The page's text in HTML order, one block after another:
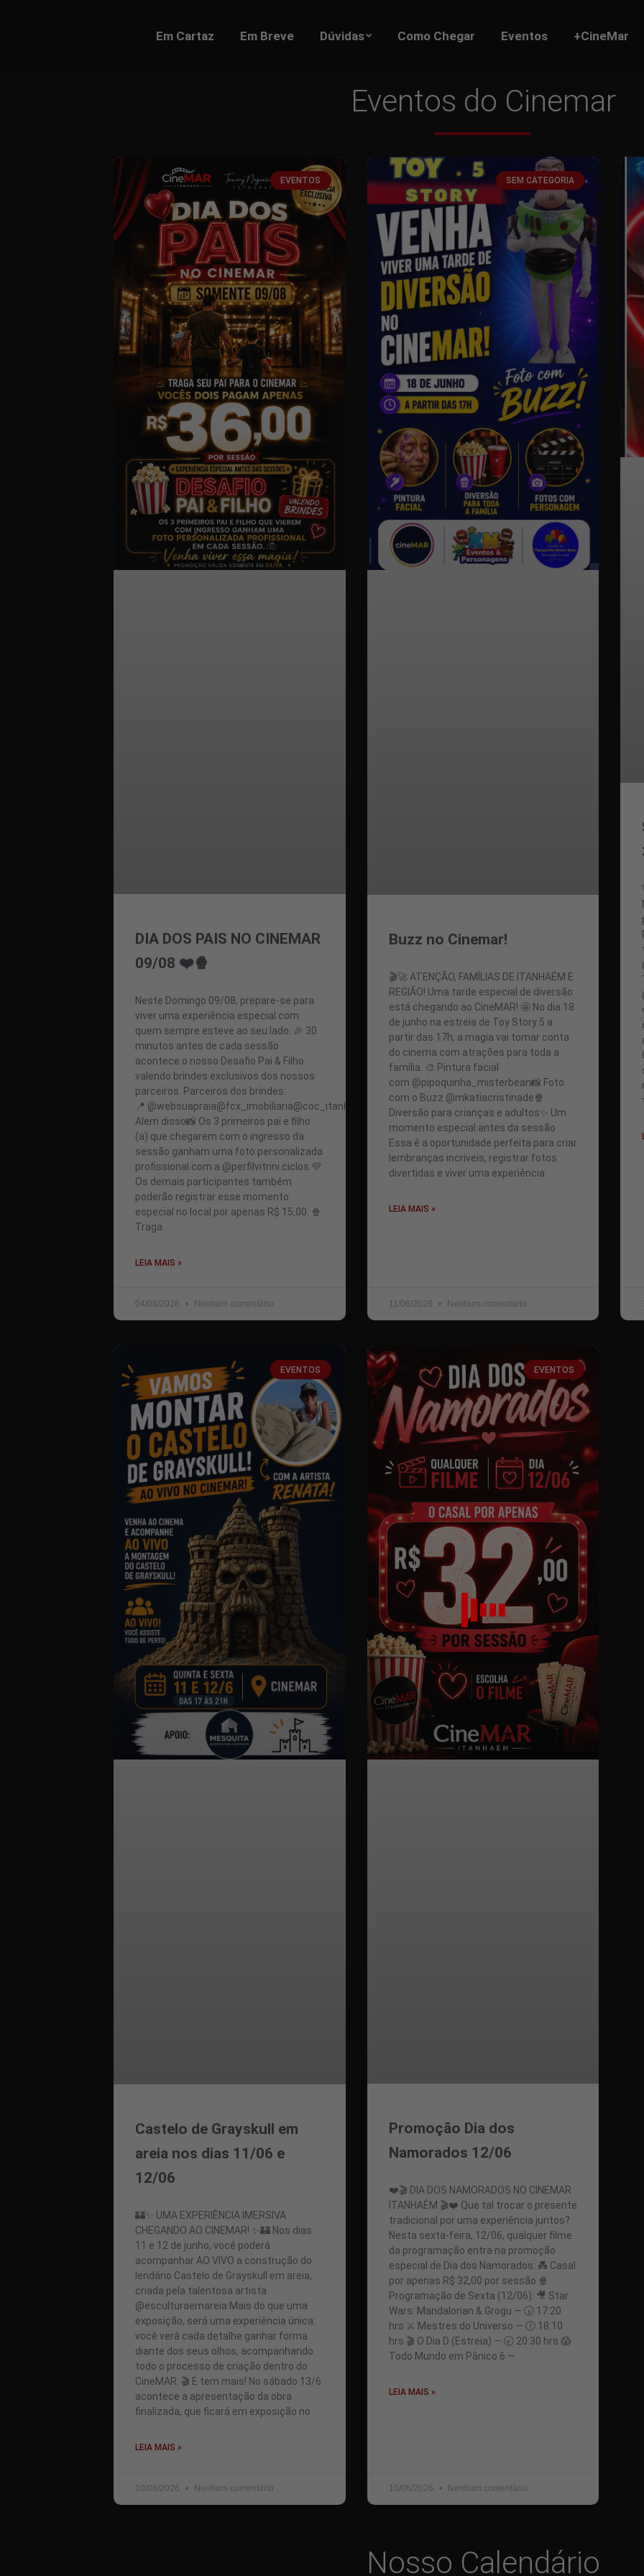
Em Cartaz Em Breve Dúvidas Como Chegar Eventos +CineMar
Eventos do Cinemar
EVENTOS
DIA DOS PAIS NO CINEMAR
09/08 ❤️🍿
Neste Domingo 09/08, prepare-se para
viver uma experiência especial com
quem sempre esteve ao seu lado. 🎉 30
minutos antes de cada sessão
acontece o nosso Desafio Pai & Filho
valendo brindes exclusivos dos nossos
parceiros. Parceiros dos brindes:
📍 @websuapraia@fcx_imobiliaria@coc_itanhaem@imoveisabsoluta@alquimiadaservasmagicasoficial
Alem disso📸 Os 3 primeiros pai e filho
(a) que chegarem com o ingresso da
sessão ganham uma foto personalizada
profissional com a @perfilvitrini.ciclos 💜
Os demais participantes também
poderão registrar esse momento
especial no local por apenas R$ 15,00. 🍿
Traga
LEIA MAIS »
04/08/2026 Nenhum comentário
SEM CATEGORIA
Buzz no Cinemar!
🎬🚀 ATENÇÃO, FAMÍLIAS DE ITANHAÉM E
REGIÃO! Uma tarde especial de diversão
está chegando ao CineMAR! 🤩 No dia 18
de junho na estreia de Toy Story 5 a
partir das 17h, a magia vai tomar conta
do cinema com atrações para toda a
família. 🎨 Pintura facial
com @pipoquinha_misterbean📸 Foto
com o Buzz @mkatiacristinade🍿
Diversão para crianças e adultos✨ Um
momento especial antes da sessão
Essa é a oportunidade perfeita para criar
lembranças incríveis, registrar fotos
divertidas e viver uma experiência
LEIA MAIS »
11/06/2026 Nenhum comentário
EVENTOS
Castelo de Grayskull em
areia nos dias 11/06 e
12/06
🏰✨ UMA EXPERIÊNCIA IMERSIVA
CHEGANDO AO CINEMAR! ✨🏰 Nos dias
11 e 12 de junho, você poderá
acompanhar AO VIVO a construção do
lendário Castelo de Grayskull em areia,
criada pela talentosa artista
@esculturaemareia Mais do que uma
exposição, será uma experiência única:
você verá cada detalhe ganhar forma
diante dos seus olhos, acompanhando
todo o processo de criação dentro do
CineMAR. 🎬 E tem mais! No sábado 13/6
acontece a apresentação da obra
finalizada, que ficará em exposição no
LEIA MAIS »
10/06/2026 Nenhum comentário
EVENTOS
Promoção Dia dos
Namorados 12/06
❤️🎬 DIA DOS NAMORADOS NO CINEMAR
ITANHAÉM 🎬❤️ Que tal trocar o presente
tradicional por uma experiência juntos?
Nesta sexta-feira, 12/06, qualquer filme
da programação entra na promoção
especial de Dia dos Namorados: 💑 Casal
por apenas R$ 32,00 por sessão 🍿
Programação de Sexta (12/06): 🎥 Star
Wars: Mandalorian & Grogu — 🕠 17:20
hrs ⚔️ Mestres do Universo — 🕕 18:10
hrs 🎬 O Dia D (Estreia) — 🕣 20:30 hrs 😱
Todo Mundo em Pânico 6 —
LEIA MAIS »
10/06/2026 Nenhum comentário
Nosso Calendário